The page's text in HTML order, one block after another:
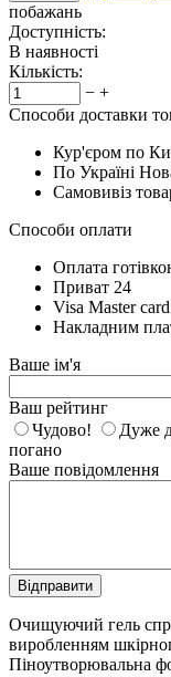
побажань
Доступність:
В наявності
Кількість:
− +
Способи доставки
Кур'єром по
По Україні
Самовивіз
Способи оплати
Оплата
Приват 24
Visa Master card
Накладним
Ваше ім'я
Ваш рейтинг
Чудово!
Дуже
погано
Ваше повідомлення
Відправити
Очищуючий гель
виробленням
Піноутворювальна